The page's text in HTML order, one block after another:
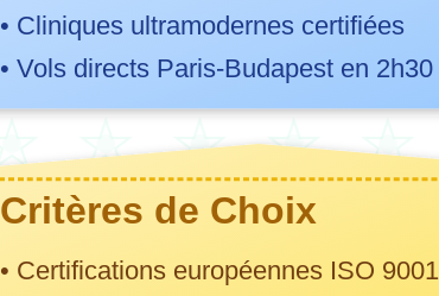
• Cliniques ultramodernes certifiées
• Vols directs Paris-Budapest en 2h30
Critères de Choix
• Certifications européennes ISO 9001